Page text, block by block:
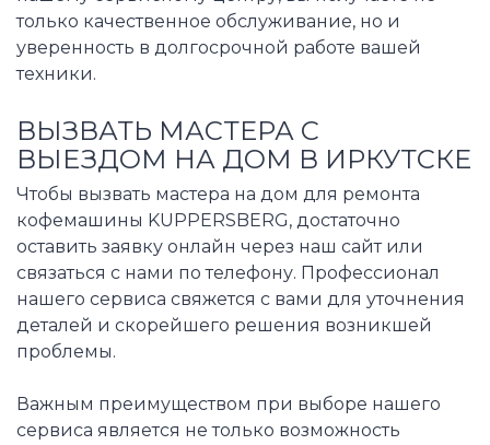
только качественное обслуживание, но и
уверенность в долгосрочной работе вашей
техники.
ВЫЗВАТЬ МАСТЕРА С
ВЫЕЗДОМ НА ДОМ В ИРКУТСКЕ
Чтобы вызвать мастера на дом для ремонта
кофемашины KUPPERSBERG, достаточно
оставить заявку онлайн через наш сайт или
связаться с нами по телефону. Профессионал
нашего сервиса свяжется с вами для уточнения
деталей и скорейшего решения возникшей
проблемы.
Важным преимуществом при выборе нашего
сервиса является не только возможность